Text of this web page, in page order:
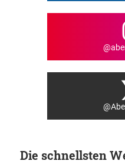
Die schnellsten